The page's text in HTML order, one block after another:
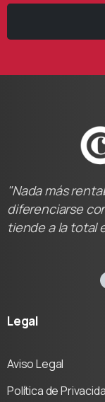
"Nada más
diferenciarse
tiende a la total
Legal
Aviso Legal
Política de